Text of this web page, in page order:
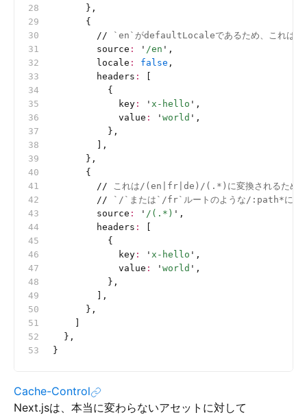
      },
      {
        //
`en`がdefaultLocaleであるため、これは'/'
        source
: ' /en ' ,
        locale
: false ,
        headers
:
          {
            key
: ' x-hello ' ,
            value
: ' world ' ,
          },
        ],
      },
      {
        //
これは/(en|fr|de)/(.*)に変換されるため、
        //
`/`または`/fr`ルートのような/:path*にはマ
        source
: ' /(.*) ' ,
        headers
:
          {
            key
: ' x-hello ' ,
            value
: ' world ' ,
          },
        ],
      },
  },
}
Cache-Control
Next.jsは、本当に変わらないアセットに対して